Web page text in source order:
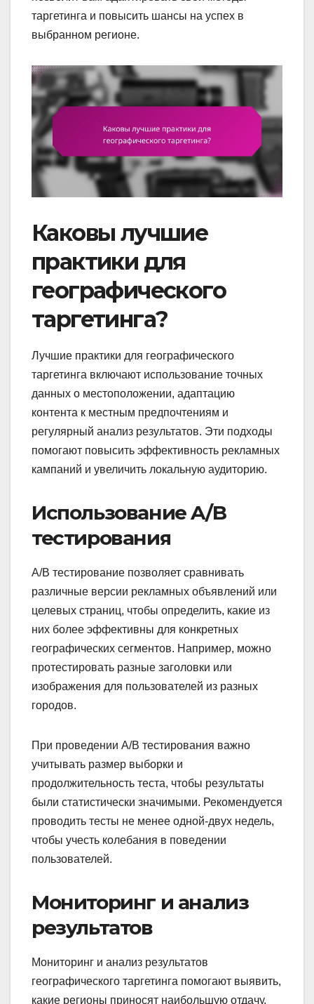
таргетинга и повысить шансы на успех в
выбранном регионе.
Каковы лучшие
практики для
географического
таргетинга?
Лучшие практики для географического
таргетинга включают использование точных
данных о местоположении, адаптацию
контента к местным предпочтениям и
регулярный анализ результатов. Эти подходы
помогают повысить эффективность рекламных
кампаний и увеличить локальную аудиторию.
Использование A/B
тестирования
A/B тестирование позволяет сравнивать
различные версии рекламных объявлений или
целевых страниц, чтобы определить, какие из
них более эффективны для конкретных
географических сегментов. Например, можно
протестировать разные заголовки или
изображения для пользователей из разных
городов.
При проведении A/B тестирования важно
учитывать размер выборки и
продолжительность теста, чтобы результаты
были статистически значимыми. Рекомендуется
проводить тесты не менее одной-двух недель,
чтобы учесть колебания в поведении
пользователей.
Мониторинг и анализ
результатов
Мониторинг и анализ результатов
географического таргетинга помогают выявить,
какие регионы приносят наибольшую отдачу.